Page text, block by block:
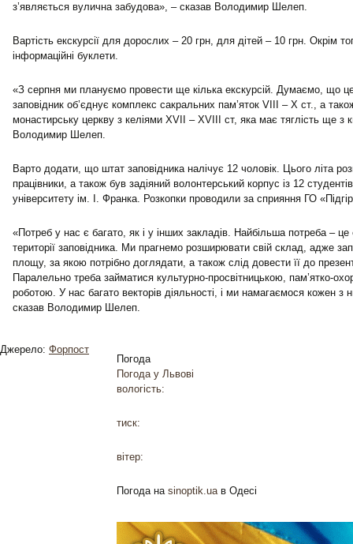
з’являється вулична забудова», – сказав Володимир Шелеп.
Вартість екскурсії для дорослих – 20 грн, для дітей – 10 грн. Окрім
інформаційні буклети.
«З серпня ми плануємо провести ще кілька екскурсій. Думаємо, що
заповідник об’єднує комплекс сакральних пам’яток VІІІ – Х ст., а
монастирську церкву з келіями ХVІІ – ХVІІІ ст, яка має тяглість ще з
Володимир Шелеп.
Варто додати, що штат заповідника налічує 12 чоловік. Цього літа
працівники, а також був задіяний волонтерський корпус із 12
університету ім. І. Франка. Розкопки проводили за сприяння ГО
«Потреб у нас є багато, як і у інших закладів. Найбільша потреба –
території заповідника. Ми прагнемо розширювати свій склад, адже
площу, за якою потрібно доглядати, а також слід довести її до
Паралельно треба займатися культурно-просвітницькою, пам’ятко-
роботою. У нас багато векторів діяльності, і ми намагаємося кожен з
сказав Володимир Шелеп.
Джерело: Форпост
Погода
Погода у Львові
вологість:
тиск:
вітер:
Погода на sinoptik.uaв Одесі